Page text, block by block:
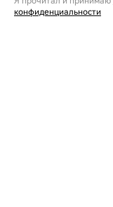
конфиденциальности